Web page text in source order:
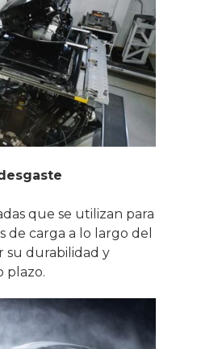
que se utilizan para
de carga a lo largo del
su durabilidad y
plazo.